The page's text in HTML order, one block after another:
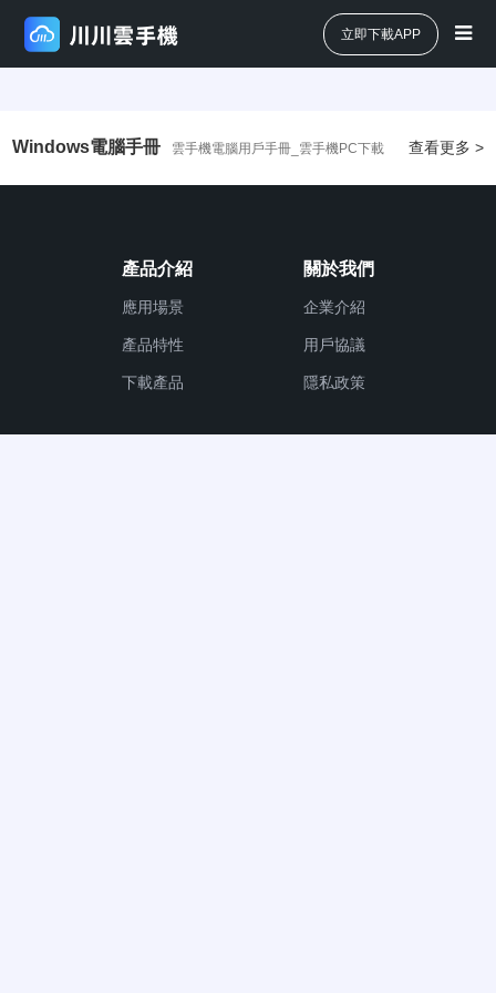
立即下載APP
查看更多 >
Windows電腦手冊 雲手機電腦用戶手冊_雲手機PC下載
產品介紹
應用場景
產品特性
下載產品
關於我們
企業介紹
用戶協議
隱私政策